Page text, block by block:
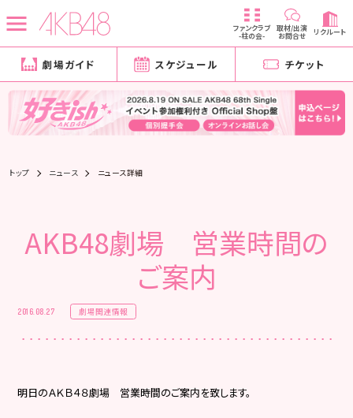
ファンクラブ
-柱の会-
取材/出演
お問合せ リクルート
劇場ガイド スケジュール チケット
トップ ニュース ニュース詳細
AKB48劇場 営業時間の
ご案内
2016.08.27 劇場関連情報
明日のＡＫＢ４８劇場 営業時間のご案内を致します。